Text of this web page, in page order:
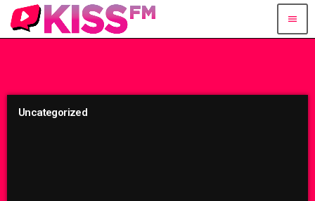
menu
Uncategorized